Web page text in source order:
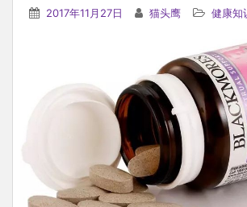
2017年11月27日 猫头鹰 健康知